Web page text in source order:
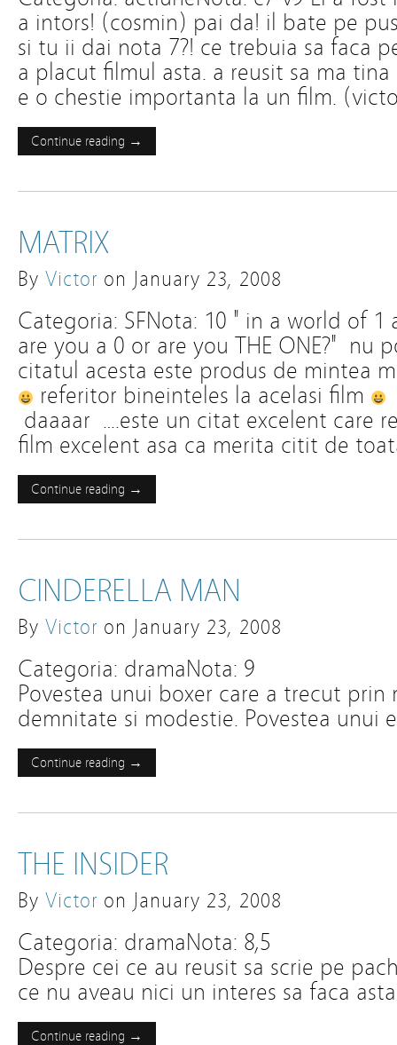
a intors! (cosmin) pai da! il bate pe
si tu ii dai nota 7?! ce trebuia sa faca
a placut filmul asta. a reusit sa ma
e o chestie importanta la un film.
Continue reading →
MATRIX
By Victor on January 23, 2008
Categoria: SFNota: 10 " in a world of 1
are you a 0 or are you THE ONE?" nu
citatul acesta este produs de mintea
referitor bineinteles la acelasi film
daaaar ….este un citat excelent care
film excelent asa ca merita citit de
Continue reading →
CINDERELLA MAN
By Victor on January 23, 2008
Categoria: dramaNota: 9
Povestea unui boxer care a trecut
demnitate si modestie. Povestea unui
Continue reading →
THE INSIDER
By Victor on January 23, 2008
Categoria: dramaNota: 8,5
Despre cei ce au reusit sa scrie pe
ce nu aveau nici un interes sa faca
Continue reading →